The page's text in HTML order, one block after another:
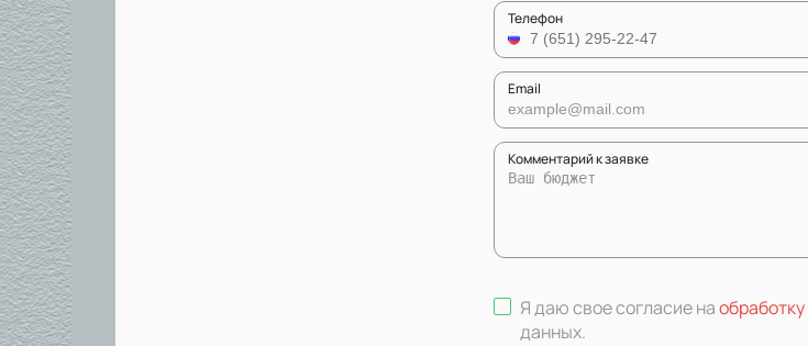
Телефон
Email
Комментарий к заявке
Я даю свое согласие наобработку
данных.